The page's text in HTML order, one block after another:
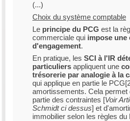
(...)
Choix du système comptable
Le principe du PCG est la
commerciale qui impose une
d'engagement.
En pratique, les SCI à l'IR
particuliers appliquent une
trésorerie par analogie à la
qui applique en partie le
amortissements. Cela permet
partie des contraintes [Voir
Schmidt ci dessus] et
immobilier selon les règles du